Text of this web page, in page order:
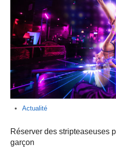
Actualité
Réserver des stripteaseuses
garçon